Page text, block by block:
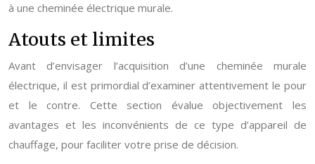
à une cheminée électrique murale.
Atouts et limites
Avant d’envisager l’acquisition d’une cheminée murale
électrique, il est primordial d’examiner attentivement le pour
et le contre. Cette section évalue objectivement les
avantages et les inconvénients de ce type d’appareil de
chauffage, pour faciliter votre prise de décision.